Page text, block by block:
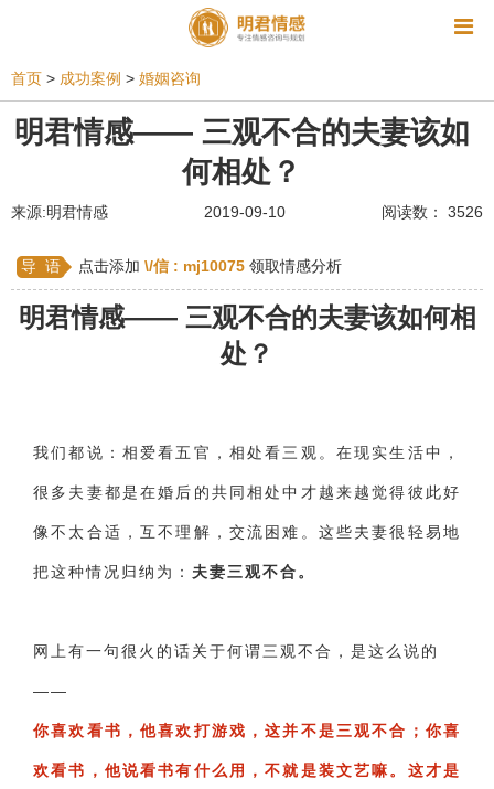
相亲 恋爱技巧 挽回爱情
爱情相关 星座情感
姻缘测试 美容 怀孕 交友
感情挽回 双鱼座男生 情感测试
水瓶座男生 摩羯座男生 射手座男生
天秤座男生
爱情小说 巨蟹座男生 爱情电影 双子座男生
不和 金牛座男生 白羊座男生 吵架
财产分割 外遇 分手 第三者 心态
变心 感人 伤感 婚姻问题
化妆 挽留前任 避孕 挽回男友 孕妇食谱
首页 > 成功案例 > 婚姻咨询
明君情感—— 三观不合的夫妻该如
何相处？
来源:明君情感 2019-09-10 阅读数： 3526
导 语 点击添加 \/信 : mj10075 领取情感分析
明君情感—— 三观不合的夫妻该如何相
处？
我们都说：相爱看五官，相处看三观。在现实生活中，
很多夫妻都是在婚后的共同相处中才越来越觉得彼此好
像不太合适，互不理解，交流困难。这些夫妻很轻易地
把这种情况归纳为： 夫妻三观不合。
网上有一句很火的话关于何谓三观不合，是这么说的
——
你喜欢看书，他喜欢打游戏，这并不是三观不合； 你喜
欢看书，他说看书有什么用，不就是装文艺嘛。这才是